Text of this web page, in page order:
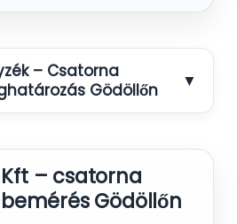
– Csatorna
Gödöllőn
▼
– csatorna
Gödöllőn